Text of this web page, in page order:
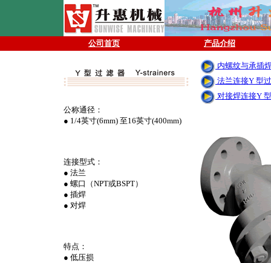
公司首页 产品介绍
内螺纹与承插
法兰连接Y 型
对接焊连接Y
公称通径：
● 1/4英寸(6mm) 至16英寸(400mm)
连接型式：
● 法兰
● 螺口（NPT或BSPT）
● 插焊
● 对焊
特点：
● 低压损